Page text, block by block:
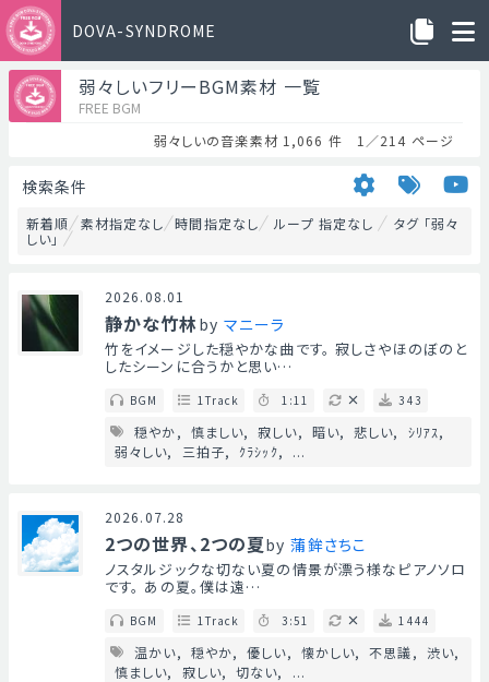
DOVA-SYNDROME
弱々しいフリーBGM素材 一覧
FREE BGM
弱々しいの音楽素材 1,066 件 1／214 ページ
検索条件
新着順 素材指定なし 時間指定なし ループ 指定なし
タグ 「弱々
しい」
2026.08.01
静かな竹林 by マニーラ
竹をイメージした穏やかな曲です。 寂しさやほのぼのと
したシーンに合うかと思い…
BGM 1Track 1:11 343
穏やか 慎ましい 寂しい 暗い 悲しい
ｼﾘｱｽ
弱々しい
三拍子 ｸﾗｼｯｸ ...
2026.07.28
2つの世界、2つの夏by 蒲鉾さちこ
ノスタルジックな切ない夏の情景が漂う様なピアノソロ
です。 あの夏。僕は遠…
BGM 1Track 3:51 1444
温かい 穏やか 優しい 懐かしい 不思議
渋い
慎ましい
寂しい 切ない ...